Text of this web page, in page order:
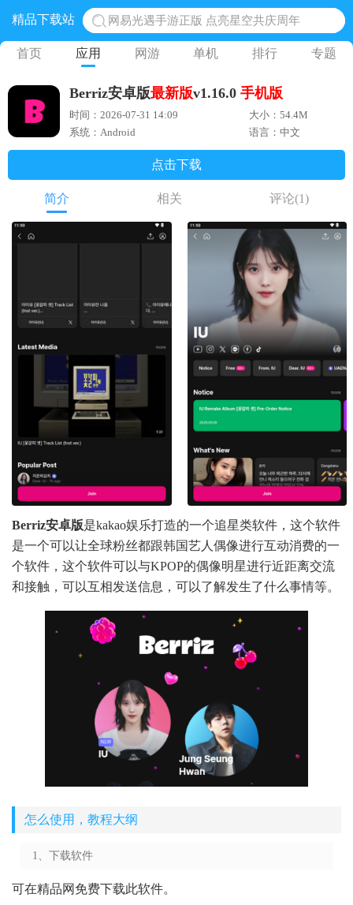
精品下载站
网易光遇手游正版 点亮星空共庆周年
黎明觉醒生机腾讯正版 黎明觉醒生机国际服
奥特曼王者传奇 正版奥特曼游戏
地铁跑酷体验服国际服 地铁跑酷体验服版本
首页 应用 网游 单机 排行 专题
Berriz安卓版最新版v1.16.0 手机版
时间：2026-07-31 14:09
大小：54.4M
系统：Android
语言：中文
点击下载
简介 相关 评论(1)
Berriz安卓版是kakao娱乐打造的一个追星类软件，这个软件
是一个可以让全球粉丝都跟韩国艺人偶像进行互动消费的一
个软件，这个软件可以与KPOP的偶像明星进行近距离交流
和接触，可以互相发送信息，可以了解发生了什么事情等。
怎么使用，教程大纲
1、下载软件
可在精品网免费下载此软件。